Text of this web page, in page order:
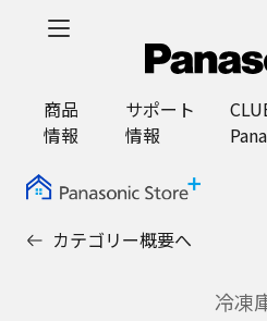
商品
情報
サポート
情報
カテゴリー概要へ
冷凍